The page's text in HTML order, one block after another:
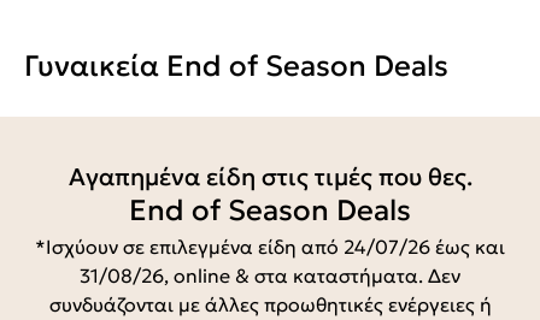
Γυναικεία End of Season Deals
Αγαπημένα είδη στις τιμές που θες.
End of Season Deals
*Ισχύουν σε επιλεγμένα είδη από 24/07/26 έως και
31/08/26, online & στα καταστήματα. Δεν
συνδυάζονται με άλλες προωθητικές ενέργειες ή